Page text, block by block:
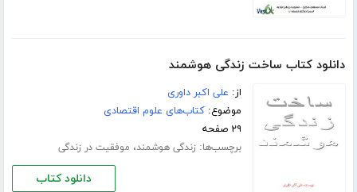
دانلود کتاب ساخت زندگی هوشمند
از: علی اکبر داوری
موضوع:کتاب‌های علوم اقتصادی
۲۹ صفحه
برچسب‌ها: زندگی هوشمند، موفقیت در زندگی
دانلود کتاب